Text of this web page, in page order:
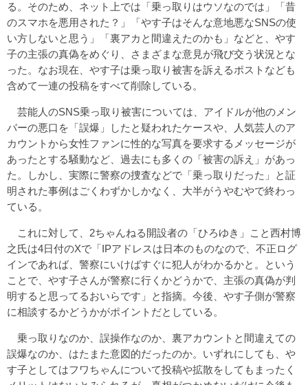
る。そのため、ネット上では「乗っ取りはウソなのでは」「昔
のスマホを悪用された？」「やす子はそんな意地悪なSNSの使
い方しないと思う」「裏アカと間違えたのかも」などと、やす
子の主張の真偽をめぐり、さまざまな意見が飛び交う状況とな
った。なお現在、やす子は乗っ取り被害を訴えるポストなども
含めて一連の投稿をすべて削除している。
芸能人のSNS乗っ取り被害については、アイドルが他のメン
バーの悪口を「誤爆」したと疑われたケースや、人気芸人のア
カウントから女性ファンに性的な写真を要求するメッセージが
あったとする騒動など、過去にも多くの「被害の訴え」があっ
た。しかし、実際に警察の捜査などで「乗っ取りだった」と証
明された事例はごくわずかしかなく、大半がうやむやで終わっ
ている。
これに対して、2ちゃんねる開設者の「ひろゆき」こと西村博
之氏は4日付のXで「IPアドレスは日本のものなので、不正ログ
インであれば、警察にいけばすぐに犯人がわかるかと。という
ことで、やす子さんが警察に行くかどうかで、主張の真偽が判
明すると思ってるおいらです」と指摘。今後、やす子側が警察
に相談するかどうかがポイントだとしている。
乗っ取りなのか、誤操作なのか、裏アカウントと間違えての
誤爆なのか、はたまた意図的だったのか。いずれにしても、や
す子としてはフワちゃんについて投稿や拡散をしてもまったく